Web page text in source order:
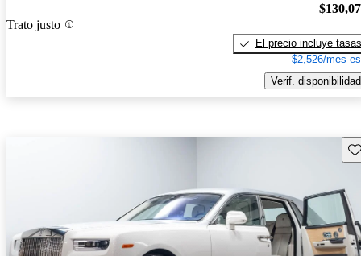
Trato justo
El precio incluye tasas
$2,526/mes
Verif. disponibilidad